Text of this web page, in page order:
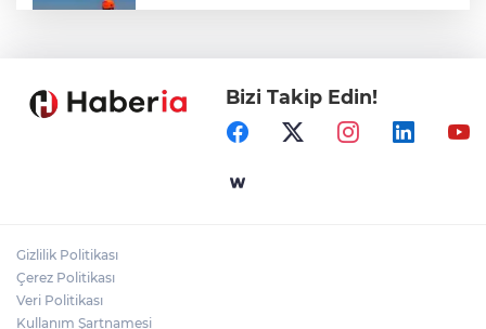
Samsun’da Alaçam'a yeni yaşam alanı
Yapay zekada onlarca uygulamanın
Bizi Takip Edin!
Gizlilik Politikası
Çerez Politikası
Veri Politikası
Kullanım Şartnamesi